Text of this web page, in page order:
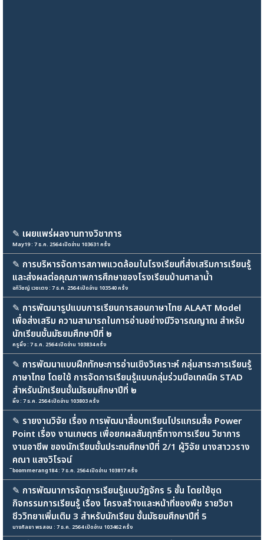
✎ เผยแพร่ผลงานทางวิชาการ
May19 : 7 ธ.ค. 2564 เปิดอ่าน 103631 ครั้ง
✎ การบริหารจัดการสภาพแวดล้อมในโรงเรียนที่ส่งเสริมการเรียนรู้
และส่งผลต่อคุณภาพการศึกษาของโรงเรียนบ้านศาลาน้ำ
อภิวิชญ์ เวชเตง : 7 ธ.ค. 2564 เปิดอ่าน 103540 ครั้ง
✎ การพัฒนารูปแบบการเรียนการสอนภาษาไทย ALAAT Model
เพื่อส่งเสริม ความสามารถในการอ่านอย่างมีวิจารณญาณ สำหรับ
นักเรียนชั้นมัธยมศึกษาปีที่ ๒
ครูผึ้ง : 7 ธ.ค. 2564 เปิดอ่าน 103834 ครั้ง
✎ การพัฒนาแบบฝึกทักษะการอ่านเชิงวิเคราะห์ กลุ่มสาระการเรียนรู้
ภาษาไทย โดยใช้ การจัดการเรียนรู้แบบกลุ่มร่วมมือเทคนิค STAD
สำหรับนักเรียนชั้นมัธยมศึกษาปีที่ ๒
ผึ้ง : 7 ธ.ค. 2564 เปิดอ่าน 103803 ครั้ง
✎ รายงานวิจัย เรื่อง การพัฒนาสื่อบทเรียนโปรแกรมสื่อ Power
Point เรื่อง งานเกษตร เพื่อยกผลสัมฤทธิ์ทางการเรียน วิชาการ
งานอาชีพ ของนักเรียนชั้นประถมศึกษาปีที่ 2/1 ผู้วิจัย นางสาววราง
คณา แสงวิโรจน์
ิboommerang184 : 7 ธ.ค. 2564 เปิดอ่าน 103817 ครั้ง
✎ การพัฒนาการจัดการเรียนรู้แบบวัฏจักร 5 ขั้น โดยใช้ชุด
กิจกรรมการเรียนรู้ เรื่อง โครงสร้างและหน้าที่ของพืช รายวิชา
ชีววิทยาเพิ่มเติม 3 สำหรับนักเรียน ชั้นมัธยมศึกษาปีที่ 5
นางกัลยา พรสอน : 7 ธ.ค. 2564 เปิดอ่าน 103462 ครั้ง